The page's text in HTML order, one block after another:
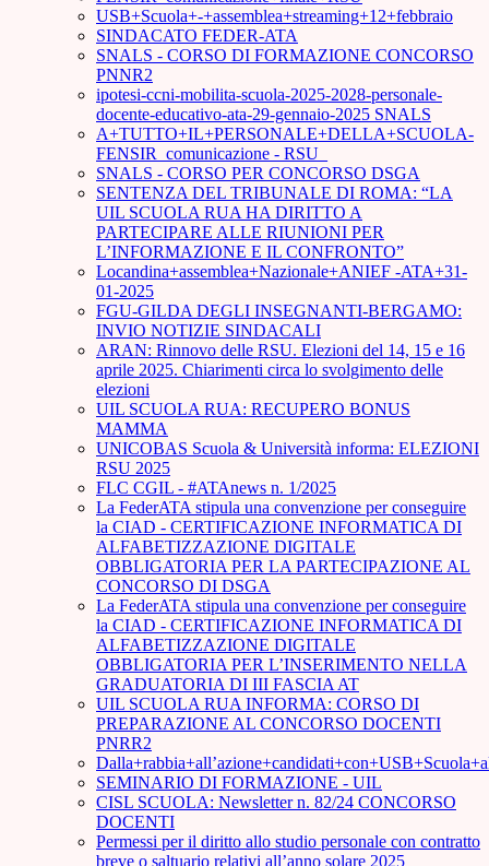
USB+Scuola+-+assemblea+streaming+12+febbraio
SINDACATO FEDER-ATA
SNALS - CORSO DI FORMAZIONE CONCORSO
PNNR2
ipotesi-ccni-mobilita-scuola-2025-2028-personale-
docente-educativo-ata-29-gennaio-2025 SNALS
A+TUTTO+IL+PERSONALE+DELLA+SCUOLA-
FENSIR_comunicazione - RSU_
SNALS - CORSO PER CONCORSO DSGA
SENTENZA DEL TRIBUNALE DI ROMA: “LA
UIL SCUOLA RUA HA DIRITTO A
PARTECIPARE ALLE RIUNIONI PER
L’INFORMAZIONE E IL CONFRONTO”
Locandina+assemblea+Nazionale+ANIEF -ATA+31-
01-2025
FGU-GILDA DEGLI INSEGNANTI-BERGAMO:
INVIO NOTIZIE SINDACALI
ARAN: Rinnovo delle RSU. Elezioni del 14, 15 e 16
aprile 2025. Chiarimenti circa lo svolgimento delle
elezioni
UIL SCUOLA RUA: RECUPERO BONUS
MAMMA
UNICOBAS Scuola & Università informa: ELEZIONI
RSU 2025
FLC CGIL - #ATAnews n. 1/2025
La FederATA stipula una convenzione per conseguire
la CIAD - CERTIFICAZIONE INFORMATICA DI
ALFABETIZZAZIONE DIGITALE
OBBLIGATORIA PER LA PARTECIPAZIONE AL
CONCORSO DI DSGA
La FederATA stipula una convenzione per conseguire
la CIAD - CERTIFICAZIONE INFORMATICA DI
ALFABETIZZAZIONE DIGITALE
OBBLIGATORIA PER L’INSERIMENTO NELLA
GRADUATORIA DI III FASCIA AT
UIL SCUOLA RUA INFORMA: CORSO DI
PREPARAZIONE AL CONCORSO DOCENTI
PNRR2
SEMINARIO DI FORMAZIONE - UIL
CISL SCUOLA: Newsletter n. 82/24 CONCORSO
DOCENTI
Permessi per il diritto allo studio personale con contratto
breve o saltuario relativi all’anno solare 2025